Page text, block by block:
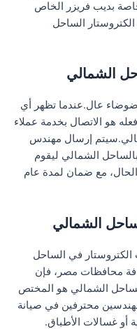
بديب فريزر الخاص
الساحل
الشمالي
عال.عندما تظهر أي
هو الاتصال بخدمة عملاء
إرسال مهندس
الشمالي ليقوم
مع ضمان لمدة عام
الشمالي
في الساحل
محافظات مصر، فإن
الشمالي هو المختص
محترفين في صيانة
أو غسالات الأطباق.